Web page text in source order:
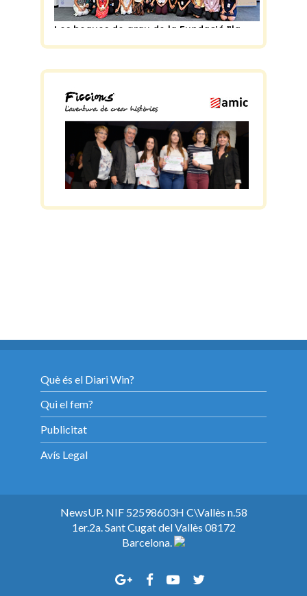
Què és el Diari Win?
Qui el fem?
Publicitat
Avís Legal
NewsUP. NIF 52598603H C\Vallès n.58
1er.2a. Sant Cugat del Vallès 08172
Barcelona.